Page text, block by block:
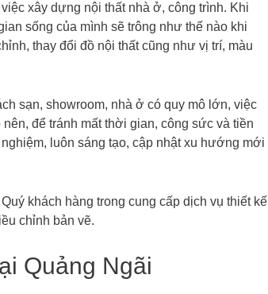
xây dựng nội thất nhà ở, công trình. Khi
sống của mình sẽ trông như thế nào khi
thay đổi đồ nội thất cũng như vị trí, màu
sạn, showroom, nhà ở có quy mô lớn, việc
để tránh mất thời gian, công sức và tiền
luôn sáng tạo, cập nhật xu hướng mới
khách hàng trong cung cấp dịch vụ thiết kế
chỉnh bản vẽ.
Quảng Ngãi